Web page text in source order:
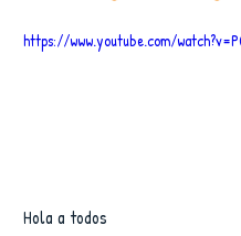
https://www.youtube.com/
Hola a todos